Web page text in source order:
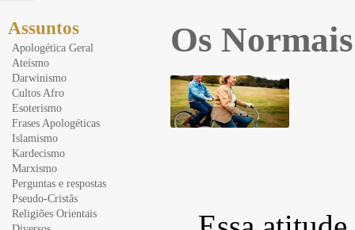
Assuntos
Apologética Geral
Ateísmo
Darwinismo
Cultos Afro
Esoterismo
Frases Apologéticas
Islamismo
Kardecismo
Marxismo
Perguntas e respostas
Pseudo-Cristãs
Religiões Orientais
Os Normais